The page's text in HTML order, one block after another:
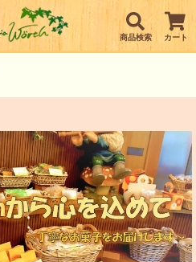
商品検索 カート